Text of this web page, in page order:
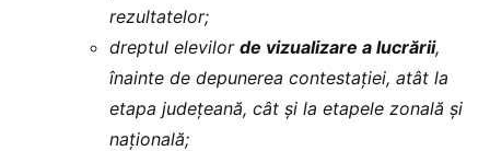
rezultatelor;
dreptul elevilor de vizualizare a lucrării,
înainte de depunerea contestației, atât la
etapa județeană, cât și la etapele zonală și
națională;